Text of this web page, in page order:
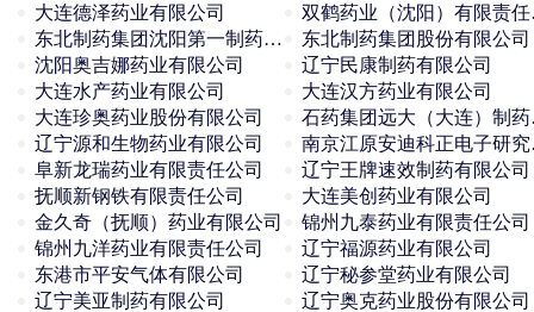
大连德泽药业有限公司
双
东北制药集团沈阳第一制药有限公司
东北制药集团股份有限公司
沈阳奥吉娜药业有限公司
辽宁民康制药有限公司
大连水产药业有限公司
大连汉方药业有限公司
大连珍奥药业股份有限公司
石
辽宁源和生物药业有限公司
南京
阜新龙瑞药业有限责任公司
辽宁王牌速效制药有限公司
抚顺新钢铁有限责任公司
大连美创药业有限公司
金久奇（抚顺）药业有限公司
锦州九泰药业有限责任公司
锦州九洋药业有限责任公司
辽宁福源药业有限公司
东港市平安气体有限公司
辽宁秘参堂药业有限公司
辽宁美亚制药有限公司
辽宁奥克药业股份有限公司